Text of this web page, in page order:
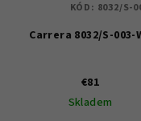
Carrera 8032/S-003-
€81
Skladem
KÓD: 8032/S-